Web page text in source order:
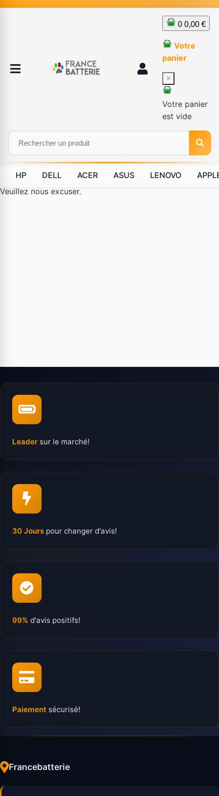
0 0,00 €
Votre
panier
×
Votre panier
est vide
HP DELL ACER ASUS LENOVO
Le produit #BLD--12232 n'est plus disponible à la vente.
Veuillez nous excuser.
Leader sur le marché!
30 Jours pour changer d'avis!
99% d'avis positifs!
Paiement sécurisé!
Francebatterie